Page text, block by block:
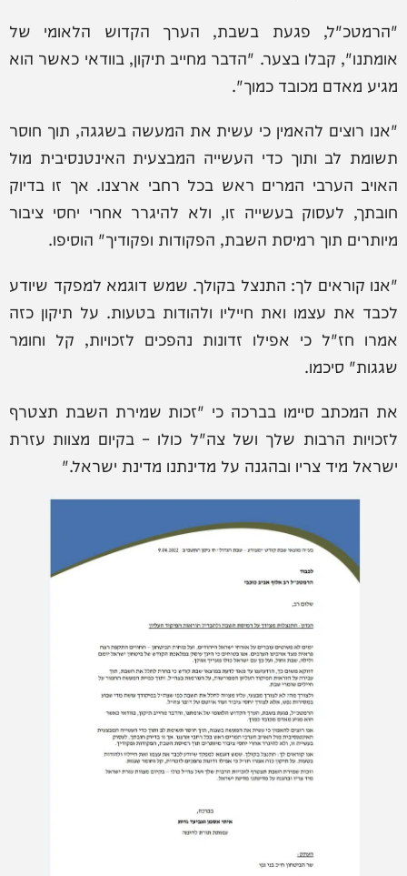
"הרמטכ"ל, פגעת בשבת, הערך הקדוש הלאומי של
אומתנו", קבלו בצער. "הדבר מחייב תיקון, בוודאי כאשר הוא
מגיע מאדם מכובד כמוך".
"אנו רוצים להאמין כי עשית את המעשה בשגגה, תוך חוסר
תשומת לב ותוך כדי העשייה המבצעית האינטנסיבית מול
האויב הערבי המרים ראש בכל רחבי ארצנו. אך זו בדיוק
חובתך, לעסוק בעשייה זו, ולא להיגרר אחרי יחסי ציבור
מיותרים תוך רמיסת השבת, הפקודות ופקודיך" הוסיפו.
"אנו קוראים לך: התנצל בקולך. שמש דוגמא למפקד שיודע
לכבד את עצמו ואת חייליו ולהודות בטעות. על תיקון כזה
אמרו חז"ל כי אפילו זדונות נהפכים לזכויות, קל וחומר
שגגות" סיכמו.
את המכתב סיימו בברכה כי "זכות שמירת השבת תצטרף
לזכויות הרבות שלך ושל צה"ל כולו – בקיום מצוות עזרת
ישראל מיד צריו ובהגנה על מדינתנו מדינת ישראל."